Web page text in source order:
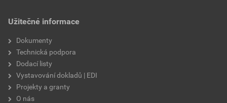
Užitečné informace
Dokumenty
Technická podpora
Dodací listy
Vystavování dokladů | EDI
Projekty a granty
O nás